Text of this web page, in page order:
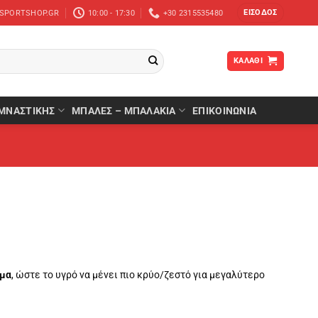
10:00 - 17:30 +30 2315535480 ΕΊΣΟΔΟΣ
ΚΑΛΆΘΙ
ΜΠΆΛΕΣ – ΜΠΑΛΆΚΙΑ ΕΠΙΚΟΙΝΩΝΙΑ
, ώστε το υγρό να μένει πιο κρύο/ζεστό για μεγαλύτερο